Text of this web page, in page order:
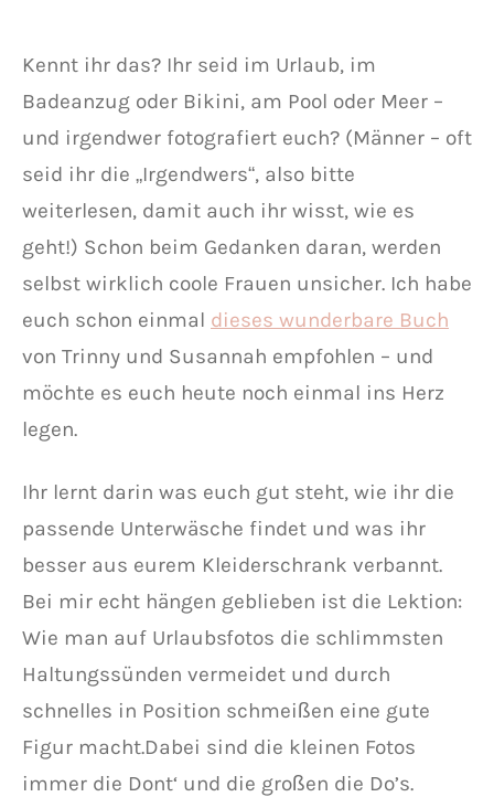
Kennt ihr das? Ihr seid im Urlaub, im
Badeanzug oder Bikini, am Pool oder Meer –
und irgendwer fotografiert euch? (Männer – oft
seid ihr die „Irgendwers“, also bitte
weiterlesen, damit auch ihr wisst, wie es
geht!) Schon beim Gedanken daran, werden
selbst wirklich coole Frauen unsicher. Ich habe
euch schon einmal dieses wunderbare Buch
von Trinny und Susannah empfohlen – und
möchte es euch heute noch einmal ins Herz
legen.
Ihr lernt darin was euch gut steht, wie ihr die
passende Unterwäsche findet und was ihr
besser aus eurem Kleiderschrank verbannt.
Bei mir echt hängen geblieben ist die Lektion:
Wie man auf Urlaubsfotos die schlimmsten
Haltungssünden vermeidet und durch
schnelles in Position schmeißen eine gute
Figur macht.Dabei sind die kleinen Fotos
immer die Dont‘ und die großen die Do’s.